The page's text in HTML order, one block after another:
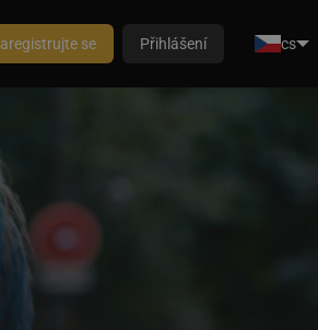
Zaregistrujte se Přihlášení cs